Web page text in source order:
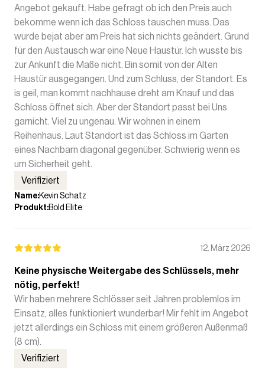
Angebot gekauft. Habe gefragt ob ich den Preis auch
bekomme wenn ich das Schloss tauschen muss. Das
wurde bejat aber am Preis hat sich nichts geändert. Grund
für den Austausch war eine Neue Haustür. Ich wusste bis
zur Ankunft die Maße nicht. Bin somit von der Alten
Haustür ausgegangen. Und zum Schluss, der Standort. Es
is geil, man kommt nachhause dreht am Knauf und das
Schloss öffnet sich. Aber der Standort passt bei Uns
garnicht. Viel zu ungenau. Wir wohnen in einem
Reihenhaus. Laut Standort ist das Schloss im Garten
eines Nachbarn diagonal gegenüber. Schwierig wenn es
um Sicherheit geht.
Verifiziert
Name:Kevin Schatz
Produkt:Bold Elite
12. März 2026
Keine physische Weitergabe des Schlüssels, mehr
nötig, perfekt!
Wir haben mehrere Schlösser seit Jahren problemlos im
Einsatz, alles funktioniert wunderbar! Mir fehlt im Angebot
jetzt allerdings ein Schloss mit einem größeren Außenmaß
(8 cm).
Verifiziert